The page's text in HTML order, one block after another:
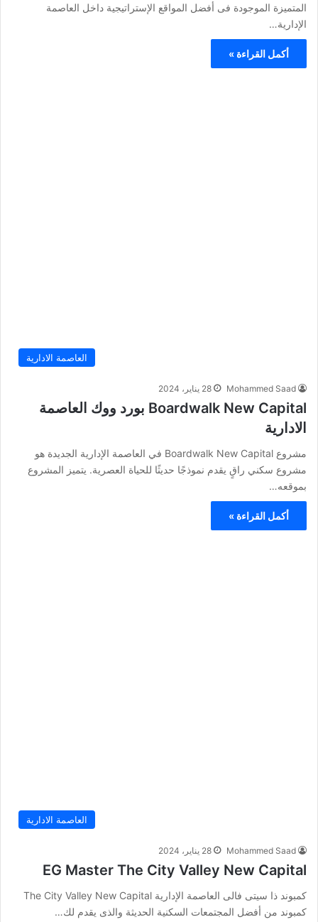
المتميزة الموجودة فى أفضل المواقع الإستراتيجية داخل العاصمة
الإدارية…
أكمل القراءة »
العاصمة الادارية
Mohammed Saad 28 يناير، 2024
Boardwalk New Capital بورد ووك العاصمة
الادارية
مشروع Boardwalk New Capital في العاصمة الإدارية الجديدة هو
مشروع سكني راقٍ يقدم نموذجًا حديثًا للحياة العصرية. يتميز المشروع
بموقعه…
أكمل القراءة »
العاصمة الادارية
Mohammed Saad 28 يناير، 2024
EG Master The City Valley New Capital
كمبوند ذا سيتى فالى العاصمة الإدارية The City Valley New Capital
كمبوند من أفضل المجتمعات السكنية الحديثة والذى يقدم لك…